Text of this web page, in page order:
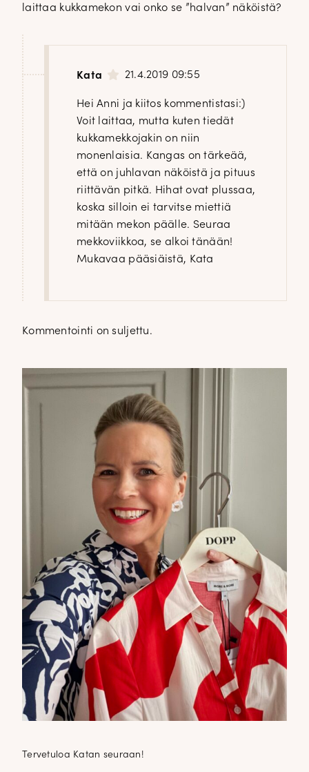
laittaa kukkamekon vai onko se ”halvan” näköistä?
Kata 21.4.2019 09:55
Hei Anni ja kiitos kommentistasi:)
Voit laittaa, mutta kuten tiedät
kukkamekkojakin on niin
monenlaisia. Kangas on tärkeää,
että on juhlavan näköistä ja pituus
riittävän pitkä. Hihat ovat plussaa,
koska silloin ei tarvitse miettiä
mitään mekon päälle. Seuraa
mekkoviikkoa, se alkoi tänään!
Mukavaa pääsiäistä, Kata
Kommentointi on suljettu.
Tervetuloa Katan seuraan!